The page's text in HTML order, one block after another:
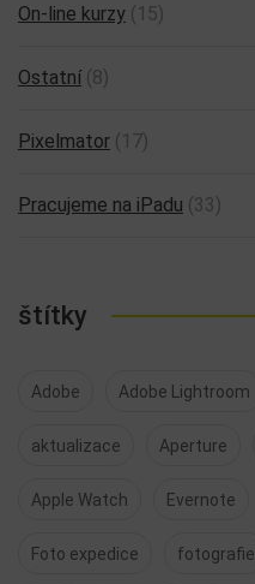
On-line kurzy (15)
Ostatní (8)
Pixelmator (17)
Pracujeme na iPadu (33)
štítky
Adobe Adobe Lightroom
aktualizace Aperture
Apple Watch Evernote
Foto expedice fotografie